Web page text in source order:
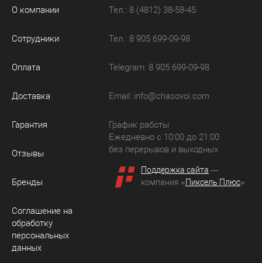
О компании
Сотрудники
Оплата
Доставка
Гарантия
Отзывы
Бренды
Соглашение на
обработку
персональных
данных
Тел.: 8 (4812) 38-58-45
Тел.: 8 905 699-09-98
Telegram: 8 905 699-09-98
Email: info@chasovoi.com
График работы
Ежедневно с 10:00 до 21:00
без перерывов и выходных
Поддержка сайта —
компания «Пиксель Плюс»